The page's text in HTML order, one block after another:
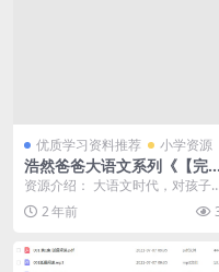
优质学习资料推荐 小学资源
浩然爸爸大语文系列《【完
结】 二十四节气的故事》MP3
资源介绍： 大语文时代，对孩子
的要求也是越来越高，语文的知识
已经不会是书本上了...
2 年前